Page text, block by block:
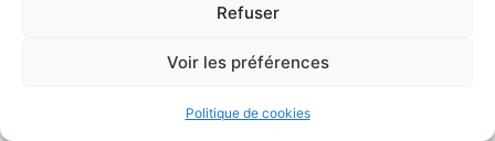
Refuser
Voir les préférences
Politique de cookies